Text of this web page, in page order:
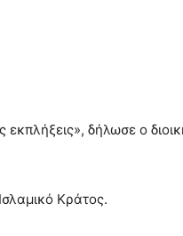
δήλωσε ο
Κράτος.